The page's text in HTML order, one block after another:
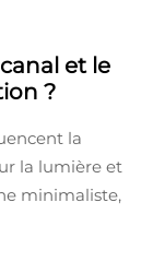
et le
?
la
la lumière et
minimaliste,